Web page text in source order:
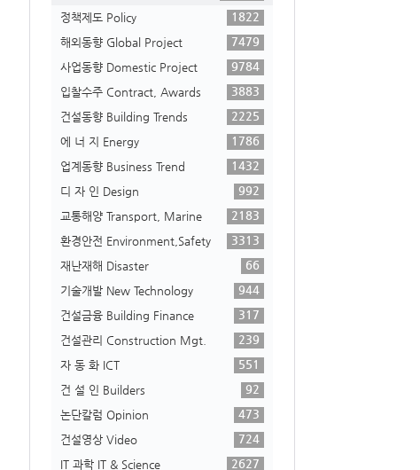
정책제도 Policy
1822
해외동향 Global Project
7479
사업동향 Domestic Project
9784
입찰수주 Contract, Awards
3883
건설동향 Building Trends
2225
에 너 지 Energy
1786
업계동향 Business Trend
1432
디 자 인 Design
992
교통해양 Transport, Marine
2183
환경안전 Environment,Safety
3313
재난재해 Disaster
66
기술개발 New Technology
944
건설금융 Building Finance
317
건설관리 Construction Mgt.
239
자 동 화 ICT
551
건 설 인 Builders
92
논단칼럼 Opinion
473
건설영상 Video
724
IT 과학 IT & Science
2627